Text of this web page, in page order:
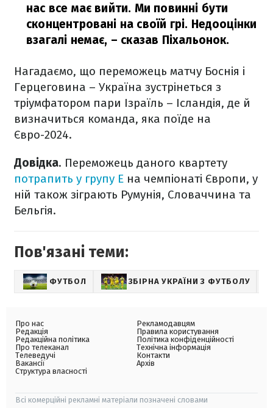
нас все має вийти. Ми повинні бути
сконцентровані на своїй грі. Недооцінки
взагалі немає, – сказав Піхальонок.
Нагадаємо, що переможець матчу Боснія і
Герцеговина – Україна зустрінеться з
тріумфатором пари Ізраїль – Ісландія, де й
визначиться команда, яка поїде на
Євро-2024.
Довідка. Переможець даного квартету
потрапить у групу E на чемпіонаті Європи, у
ній також зіграють Румунія, Словаччина та
Бельгія.
Пов'язані теми:
ФУТБОЛ ЗБІРНА УКРАЇНИ З ФУТБОЛУ
Про нас
Редакція
Редакційна політика
Про телеканал
Телеведучі
Вакансії
Структура власності
Рекламодавцям
Правила користування
Політика конфіденційності
Технічна інформація
Контакти
Архів
Всі комерційні рекламні матеріали позначені словами